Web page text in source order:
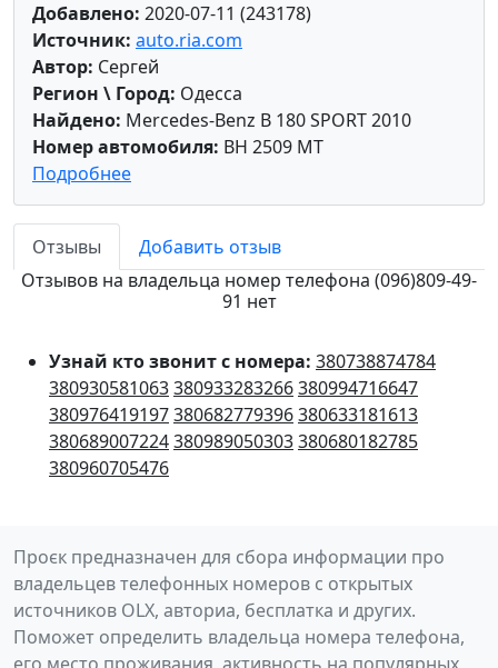
Добавлено: 2020-07-11 (243178)
Источник: auto.ria.com
Автор: Сергей
Регион \ Город: Одесса
Найдено: Mercedes-Benz B 180 SPORT 2010
Номер автомобиля: BH 2509 MT
Подробнее
Отзывы
Добавить отзыв
Отзывов на владельца номер телефона (096)809-49-
91 нет
Узнай кто звонит с номера: 380738874784
380930581063380933283266380994716647
380976419197380682779396380633181613
380689007224380989050303380680182785
380960705476
Проєк предназначен для сбора информации про
владельцев телефонных номеров с открытых
источников OLX, авториа, бесплатка и других.
Поможет определить владельца номера телефона,